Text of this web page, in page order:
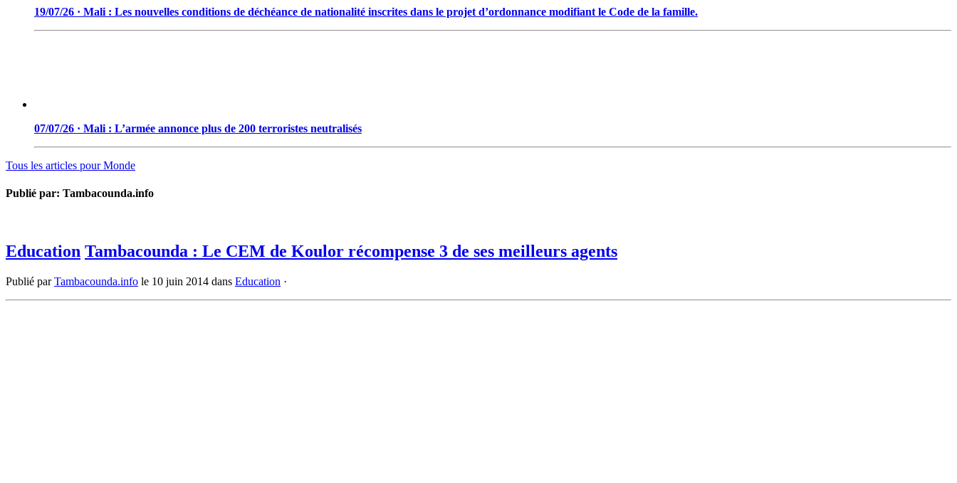
19/07/26 · Mali : Les nouvelles conditions de déchéance de nationalité inscrites dans le projet d’ordonnance modifiant le Code de la famille.
07/07/26 · Mali : L’armée annonce plus de 200 terroristes neutralisés
Tous les articles pourMonde
Publié par: Tambacounda.info
Education Tambacounda : Le CEM de Koulor récompense 3 de ses meilleurs agents
Publié parTambacounda.info le 10 juin 2014 dans Education ·